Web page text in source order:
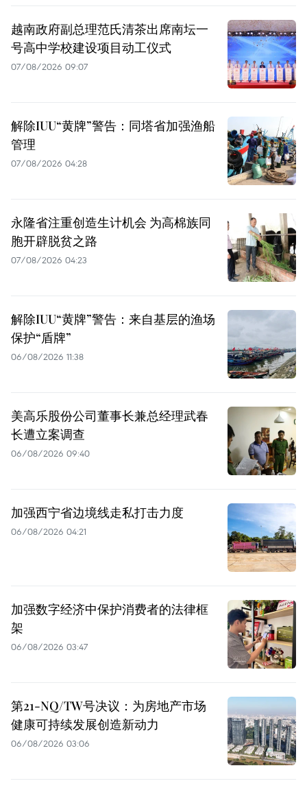
越南政府副总理范氏清茶出席南坛一
号高中学校建设项目动工仪式
07/08/2026 09:07
解除IUU“黄牌”警告：同塔省加强渔船
管理
07/08/2026 04:28
永隆省注重创造生计机会 为高棉族同
胞开辟脱贫之路
07/08/2026 04:23
解除IUU“黄牌”警告：来自基层的渔场
保护“盾牌”
06/08/2026 11:38
美高乐股份公司董事长兼总经理武春
长遭立案调查
06/08/2026 09:40
加强西宁省边境线走私打击力度
06/08/2026 04:21
加强数字经济中保护消费者的法律框
架
06/08/2026 03:47
第21-NQ/TW号决议：为房地产市场
健康可持续发展创造新动力
06/08/2026 03:06